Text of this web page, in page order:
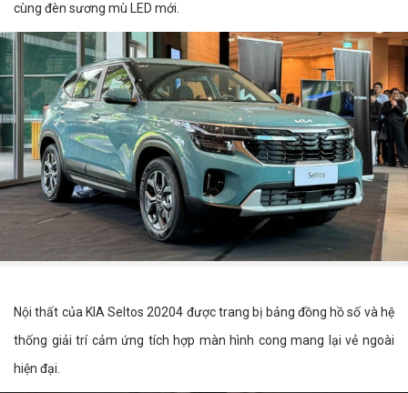
cùng đèn sương mù LED mới.
Nội thất của KIA Seltos 20204 được trang bị bảng đồng hồ số và hệ
thống giải trí cảm ứng tích hợp màn hình cong mang lại vẻ ngoài
hiện đại.